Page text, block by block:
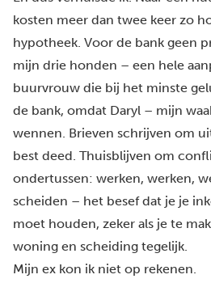
kosten meer dan twee keer zo
hypotheek. Voor de bank geen
mijn drie honden – een hele
buurvrouw die bij het minste
de bank, omdat Daryl – mijn
wennen. Brieven schrijven om
best deed. Thuisblijven om
ondertussen: werken, werken,
scheiden – het besef dat je je
moet houden, zeker als je te
woning en scheiding tegelijk.
Mijn ex kon ik niet op rekenen.